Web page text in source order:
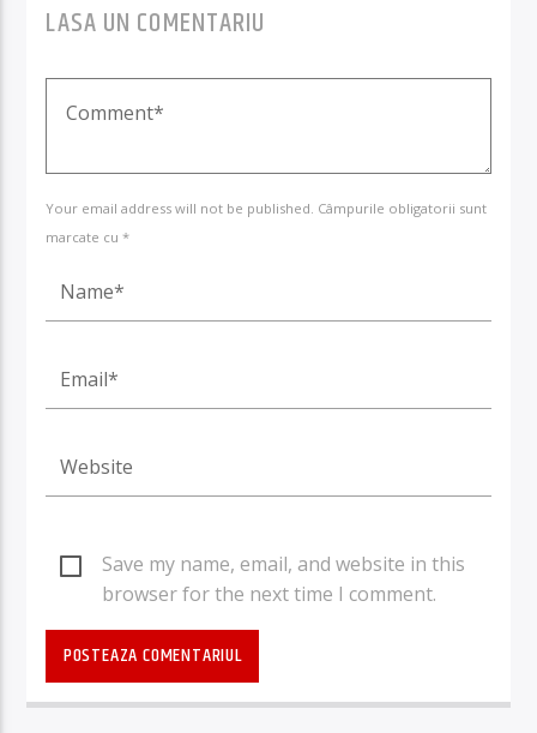
LASA UN COMENTARIU
Your email address will not be published. Câmpurile obligatorii sunt
marcate cu *
Save my name, email, and website in this
browser for the next time I comment.